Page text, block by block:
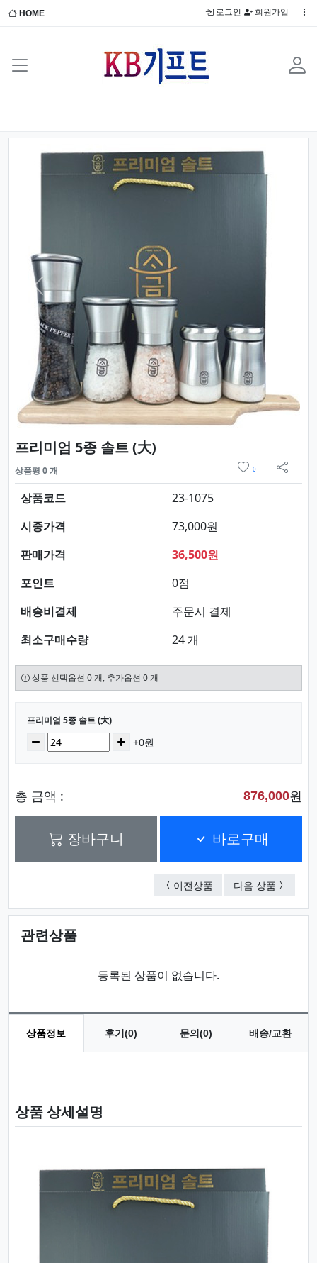
HOME 로그인 회원가입
Previous
프리미엄 5종 솔트 (大)
상품평 0 개 0
sns 공
상품코드
23-1075
시중가격
73,000원
판매가격
36,500원
포인트
0점
배송비결제
주문시 결제
최소구매수량
24 개
상품 선택옵션 0 개, 추가옵션 0 개
선택된 옵션
프리미엄 5종 솔트 (大)
수량감소 증가+0원
총 금액 : 876,000원
장바구니 바로구매
이전상품 시그니처 터틀 여권지갑
다음 상품 후추 소
관련상품
등록된 상품이 없습니다.
상품정보 후기(0) 문의(0) 배송/교환
상품 상세설명